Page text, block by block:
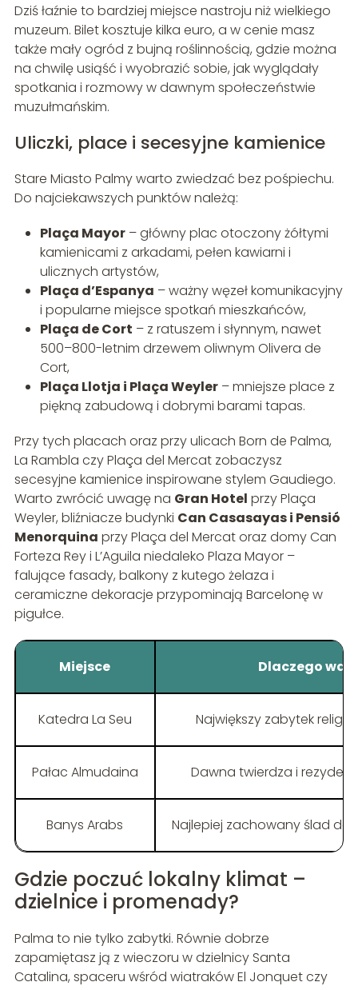
Dziś łaźnie to bardziej miejsce nastroju niż wielkiego
muzeum. Bilet kosztuje kilka euro, a w cenie masz
także mały ogród z bujną roślinnością, gdzie można
na chwilę usiąść i wyobrazić sobie, jak wyglądały
spotkania i rozmowy w dawnym społeczeństwie
muzułmańskim.
Uliczki, place i secesyjne kamienice
Stare Miasto Palmy warto zwiedzać bez pośpiechu.
Do najciekawszych punktów należą:
Plaça Mayor– główny plac otoczony żółtymi
kamienicami z arkadami, pełen kawiarni i
ulicznych artystów,
Plaça d’Espanya – ważny węzeł komunikacyjny
i popularne miejsce spotkań mieszkańców,
Plaça de Cort – z ratuszem i słynnym, nawet
500–800-letnim drzewem oliwnym Olivera de
Cort,
Plaça Llotja i Plaça Weyler– mniejsze place z
piękną zabudową i dobrymi barami tapas.
Przy tych placach oraz przy ulicach Born de Palma,
La Rambla czy Plaça del Mercat zobaczysz
secesyjne kamienice inspirowane stylem Gaudiego.
Warto zwrócić uwagę na Gran Hotel przy Plaça
Weyler, bliźniacze budynki Can Casasayas i Pensió
Menorquina przy Plaça del Mercat oraz domy Can
Forteza Rey i L’Aguila niedaleko Plaza Mayor –
falujące fasady, balkony z kutego żelaza i
ceramiczne dekoracje przypominają Barcelonę w
pigułce.
Miejsce Dlaczego
Katedra La Seu Największy zabytek
Pałac Almudaina Dawna twierdza i
Banys Arabs Najlepiej zachowany ślad
Gdzie poczuć lokalny klimat –
dzielnice i promenady?
Palma to nie tylko zabytki. Równie dobrze
zapamiętasz ją z wieczoru w dzielnicy Santa
Catalina, spaceru wśród wiatraków El Jonquet czy